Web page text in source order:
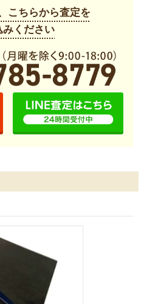
こちらから査定を
みください